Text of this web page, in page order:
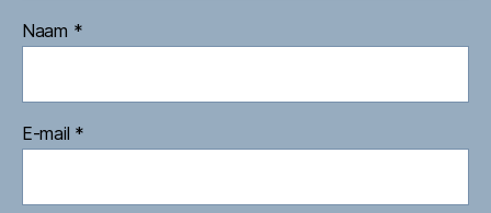
Naam *
E-mail *